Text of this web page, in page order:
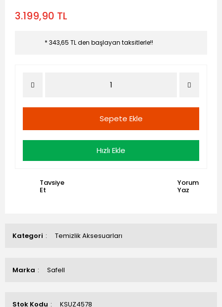
Kategori Temizlik Aksesuarları
Marka Safell
Stok Kodu KSUZ4578
3.199,90 TL
* 343,65 TL den başlayan taksitlerle!!
Sepete Ekle
Hızlı Ekle
Tavsiye
Et
Yorum
Yaz